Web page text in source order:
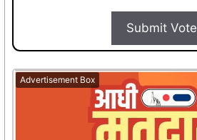
Submit Vote
Advertisement Box